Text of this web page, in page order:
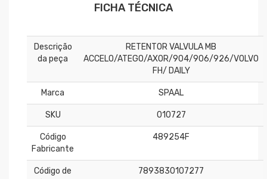
FICHA TÉCNICA
Descrição
da peça
RETENTOR VALVULA MB
ACCELO/ATEGO/AXOR/904/906/926/VOLVO
FH/ DAILY
Marca SPAAL
SKU 010727
Código
Fabricante
489254F
Código de
7893830107277